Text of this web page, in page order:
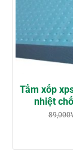
Tấm xốp
nhiệt
89,000